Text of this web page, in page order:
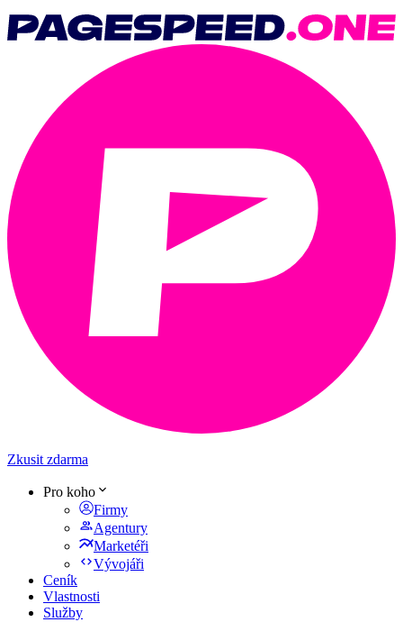
Zkusit zdarma
Pro koho
Firmy
Agentury
Marketéři
Vývojáři
Ceník
Vlastnosti
Služby